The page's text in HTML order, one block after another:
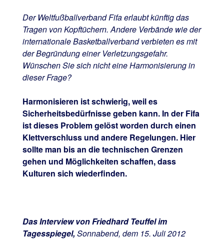
Der Weltfußballverband Fifa erlaubt künftig das
Tragen von Kopftüchern. Andere Verbände wie der
internationale Basketballverband verbieten es mit
der Begründung einer Verletzungsgefahr.
Wünschen Sie sich nicht eine Harmonisierung in
dieser Frage?
Harmonisieren ist schwierig, weil es
Sicherheitsbedürfnisse geben kann. In der Fifa
ist dieses Problem gelöst worden durch einen
Klettverschluss und andere Regelungen. Hier
sollte man bis an die technischen Grenzen
gehen und Möglichkeiten schaffen, dass
Kulturen sich wiederfinden.
Das Interview von Friedhard Teuffel im
Tagesspiegel,Sonnabend, dem 15. Juli 2012